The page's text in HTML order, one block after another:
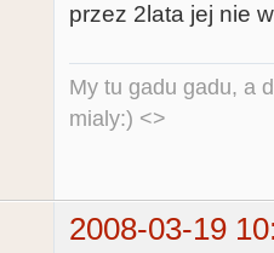
przez 2lata jej nie
My tu gadu gadu, a
mialy:) <>
2008-03-19